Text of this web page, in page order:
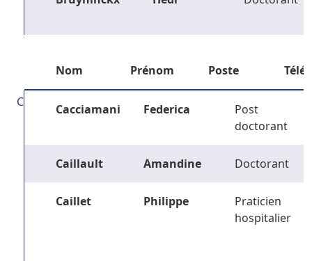
Nom Prénom Poste
C Cacciamani Federica
Post
doctorant
Caillault Amandine Doctorant
Caillet Philippe
Praticien
hospitalier